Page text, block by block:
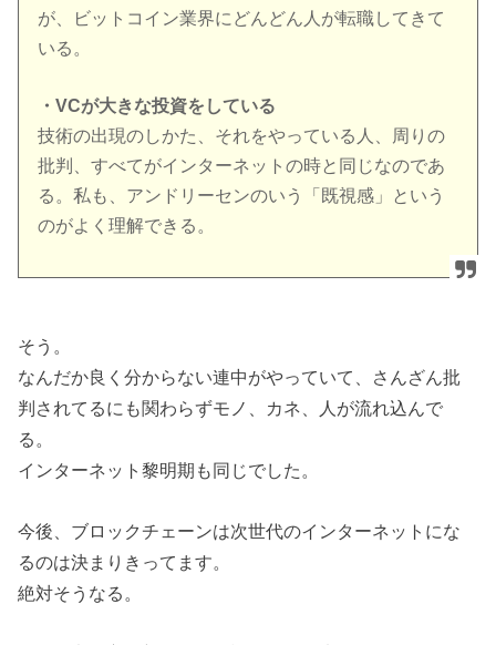
が、ビットコイン業界にどんどん人が転職してきて
いる。
・VCが大きな投資をしている
技術の出現のしかた、それをやっている人、周りの
批判、すべてがインターネットの時と同じなのであ
る。私も、アンドリーセンのいう「既視感」という
のがよく理解できる。
そう。
なんだか良く分からない連中がやっていて、さんざん批
判されてるにも関わらずモノ、カネ、人が流れ込んで
る。
インターネット黎明期も同じでした。
今後、ブロックチェーンは次世代のインターネットにな
るのは決まりきってます。
絶対そうなる。